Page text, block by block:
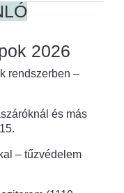
2026
rendszerben –
és más
– tűzvédelem